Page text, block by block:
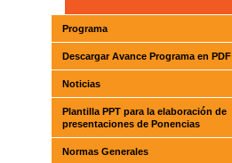
Programa
Descargar Avance Programa en PDF
Noticias
Plantilla PPT para la elaboración de
presentaciones de Ponencias
Normas Generales